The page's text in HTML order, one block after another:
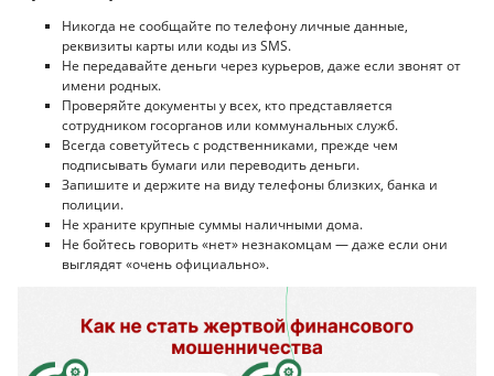
Никогда не сообщайте по телефону личные данные,
реквизиты карты или коды из SMS.
Не передавайте деньги через курьеров, даже если звонят от
имени родных.
Проверяйте документы у всех, кто представляется
сотрудником госорганов или коммунальных служб.
Всегда советуйтесь с родственниками, прежде чем
подписывать бумаги или переводить деньги.
Запишите и держите на виду телефоны близких, банка и
полиции.
Не храните крупные суммы наличными дома.
Не бойтесь говорить «нет» незнакомцам — даже если они
выглядят «очень официально».